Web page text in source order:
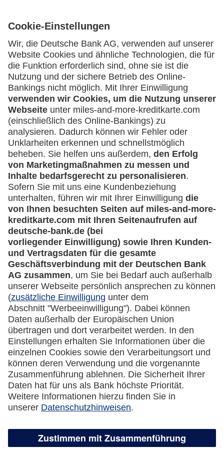
Service
Häufige Fragen
Downloadcenter
Kontakt
Mehr
Kreditkarten-Banking
miles-and-more.com
lufthansa.com
Rechtliches
Impressum
Datenschutz
Cookie Einstellungen
Vertrag widerrufen
Selbstständige
(z.B. Gewerbetreibender, Handwerker,
Freiberufler)
Unternehmen
(z.B. e.K., Personengesellschaft (inkl. GbR),
GmbH)